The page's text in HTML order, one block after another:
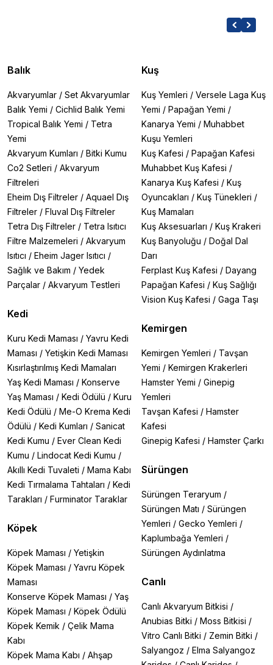
Balık
Akvaryumlar / Set Akvaryumlar
Balık Yemi / Cichlid Balık Yemi
Tropical Balık Yemi / Tetra
Yemi
Akvaryum Kumları / Bitki Kumu
Co2 Setleri / Akvaryum
Filtreleri
Eheim Dış Filtreler / Aquael Dış
Filtreler / Fluval Dış Filtreler
Tetra Dış Filtreler / Tetra Isıtıcı
Filtre Malzemeleri / Akvaryum
Isıtıcı / Eheim Jager Isıtıcı /
Sağlık ve Bakım / Yedek
Parçalar / Akvaryum Testleri
Kedi
Kuru Kedi Maması / Yavru Kedi
Maması / Yetişkin Kedi Maması
Kısırlaştırılmış Kedi Mamaları
Yaş Kedi Maması / Konserve
Yaş Maması / Kedi Ödülü / Kuru
Kedi Ödülü / Me-O Krema Kedi
Ödülü / Kedi Kumları / Sanicat
Kedi Kumu / Ever Clean Kedi
Kumu / Lindocat Kedi Kumu /
Akıllı Kedi Tuvaleti / Mama Kabı
Kedi Tırmalama Tahtaları / Kedi
Tarakları / Furminator Taraklar
Köpek
Köpek Maması / Yetişkin
Köpek Maması / Yavru Köpek
Maması
Konserve Köpek Maması / Yaş
Köpek Maması / Köpek Ödülü
Köpek Kemik / Çelik Mama
Kabı
Köpek Mama Kabı / Ahşap
Kuş
Kuş Yemleri / Versele Laga Kuş
Yemi / Papağan Yemi /
Kanarya Yemi / Muhabbet
Kuşu Yemleri
Kuş Kafesi / Papağan Kafesi
Muhabbet Kuş Kafesi /
Kanarya Kuş Kafesi / Kuş
Oyuncakları / Kuş Tünekleri /
Kuş Mamaları
Kuş Aksesuarları / Kuş Krakeri
Kuş Banyoluğu / Doğal Dal
Darı
Ferplast Kuş Kafesi / Dayang
Papağan Kafesi / Kuş Sağlığı
Vision Kuş Kafesi / Gaga Taşı
Kemirgen
Kemirgen Yemleri / Tavşan
Yemi / Kemirgen Krakerleri
Hamster Yemi / Ginepig
Yemleri
Tavşan Kafesi / Hamster
Kafesi
Ginepig Kafesi / Hamster Çarkı
Sürüngen
Sürüngen Teraryum /
Sürüngen Matı / Sürüngen
Yemleri / Gecko Yemleri /
Kaplumbağa Yemleri /
Sürüngen Aydınlatma
Canlı
Canlı Akvaryum Bitkisi /
Anubias Bitki / Moss Bitkisi /
Vitro Canlı Bitki / Zemin Bitki /
Salyangoz / Elma Salyangoz